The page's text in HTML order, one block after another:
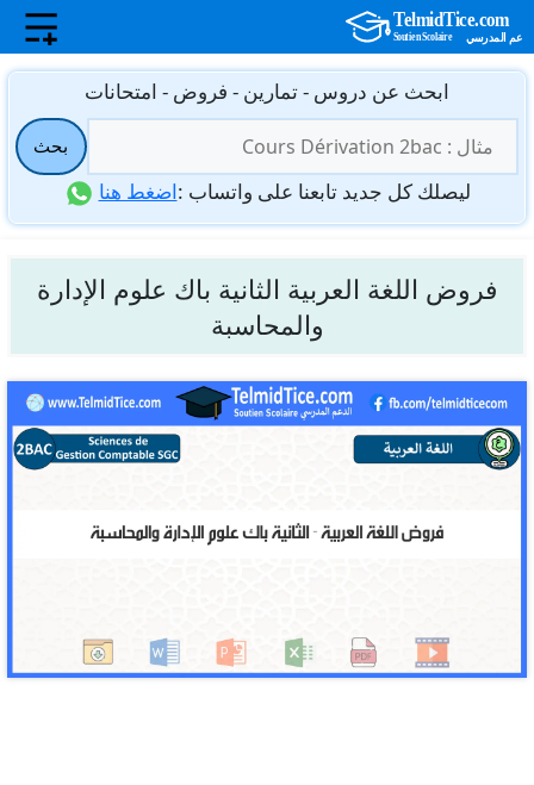
انتقل
المحتوى
ابحث عن دروس - تمارين - فروض - امتحانات
عن:
بحث
ليصلك كل جديد تابعنا على واتساب :اضغط هنا
فروض اللغة العربية الثانية باك علوم الإدارة
والمحاسبة